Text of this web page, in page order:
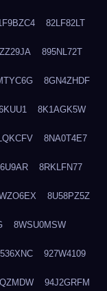
82LF82LT
895NL72T
8GN4ZHDF
8K1AGK5W
8NA0T4E7
8RKLFN77
8U58PZ5Z
8WSU0MSW
927W4109
94J2GRFM